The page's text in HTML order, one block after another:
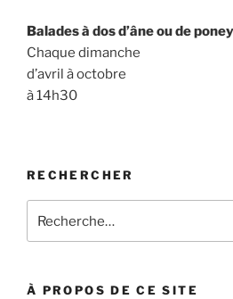
Balades à dos d’âne ou de poney
Chaque dimanche
d’avril à octobre
à 14h30
RECHERCHER
pour
À PROPOS DE CE SITE